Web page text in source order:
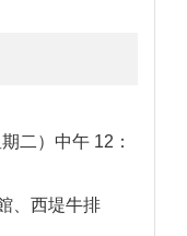
二）中午 12：
、西堤牛排